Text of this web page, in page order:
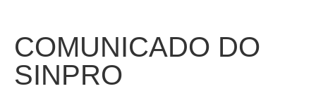
COMUNICADO DO
SINPRO